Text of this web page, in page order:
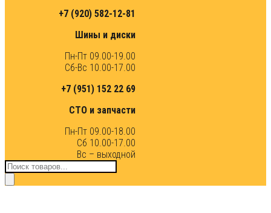
+7 (920) 582-12-81
Шины и диски
Пн-Пт 09.00-19.00
Сб-Вс 10.00-17.00
+7 (951) 152 22 69
СТО и запчасти
Пн-Пт 09.00-18.00
Сб 10.00-17.00
Вс – выходной
Поиск
товаров